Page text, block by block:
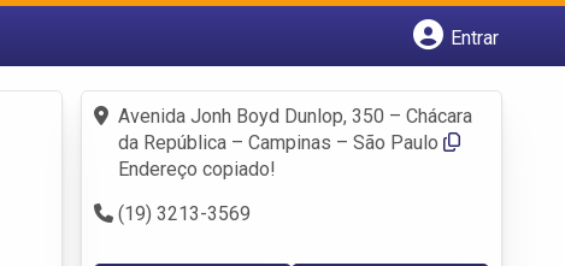
Entrar
Fazer login
Criar conta
Avenida Jonh Boyd Dunlop, 350 – Chácara
da República – Campinas – São Paulo
Endereço copiado!
(19) 3213-3569